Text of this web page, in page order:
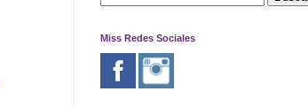
Miss Redes Sociales